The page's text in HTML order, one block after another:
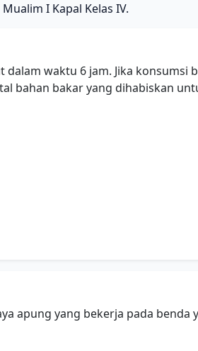
I Kapal Kelas IV.
waktu 6 jam. Jika konsumsi
bahan bakar yang dihabiskan
apung yang bekerja pada benda